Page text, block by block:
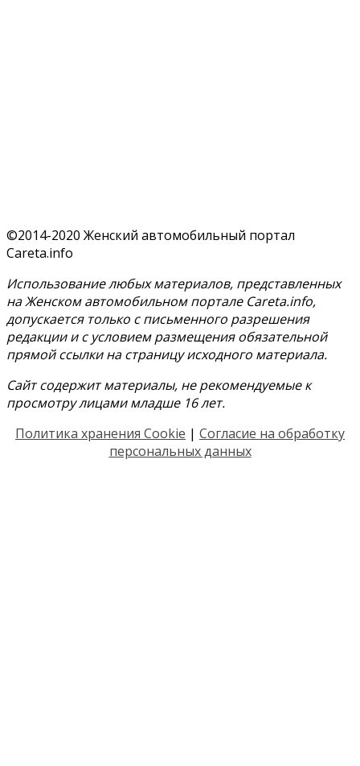
©2014-2020 Женский автомобильный портал
Careta.info
Использование любых материалов, представленных
на Женском автомобильном портале Careta.info,
допускается только с письменного разрешения
редакции и с условием размещения обязательной
прямой ссылки на страницу исходного материала.
Сайт содержит материалы, не рекомендуемые к
просмотру лицами младше 16 лет.
Политика хранения Cookie | Согласие на обработку
персональных данных